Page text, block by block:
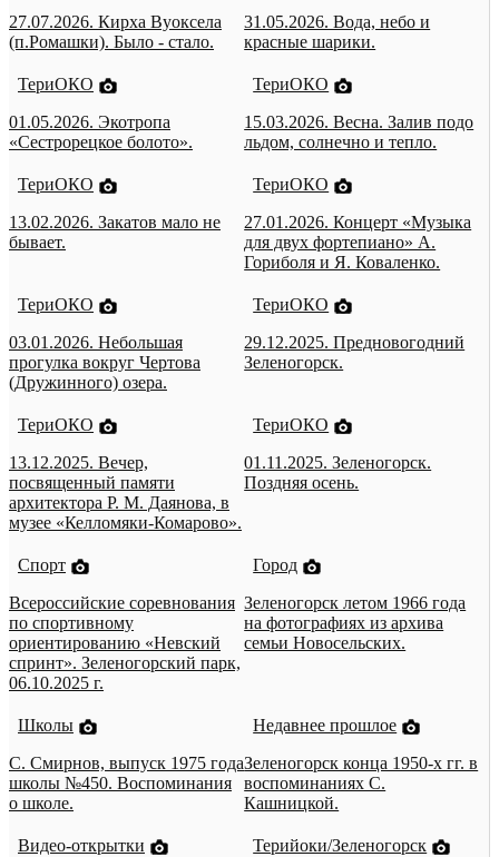
27.07.2026. Кирха Вуоксела
(п.Ромашки). Было - стало.
31.05.2026. Вода, небо и
красные шарики.
ТериОКО
01.05.2026. Экотропа
«Сестрорецкое болото».
ТериОКО
15.03.2026. Весна. Залив подо
льдом, солнечно и тепло.
ТериОКО
13.02.2026. Закатов мало не
бывает.
ТериОКО
27.01.2026. Концерт «Музыка
для двух фортепиано» А.
Гориболя и Я. Коваленко.
ТериОКО
03.01.2026. Небольшая
прогулка вокруг Чертова
(Дружинного) озера.
ТериОКО
29.12.2025. Предновогодний
Зеленогорск.
ТериОКО
13.12.2025. Вечер,
посвященный памяти
архитектора Р. М. Даянова, в
музее «Келломяки-Комарово».
ТериОКО
01.11.2025. Зеленогорск.
Поздняя осень.
Спорт
Всероссийские соревнования
по спортивному
ориентированию «Невский
спринт». Зеленогорский парк,
06.10.2025 г.
Город
Зеленогорск летом 1966 года
на фотографиях из архива
семьи Новосельских.
Школы
С. Смирнов, выпуск 1975 года
школы №450. Воспоминания
о школе.
Недавнее прошлое
Зеленогорск конца 1950-х гг. в
воспоминаниях С.
Кашницкой.
Видео-открытки
Терийоки/Зеленогорск